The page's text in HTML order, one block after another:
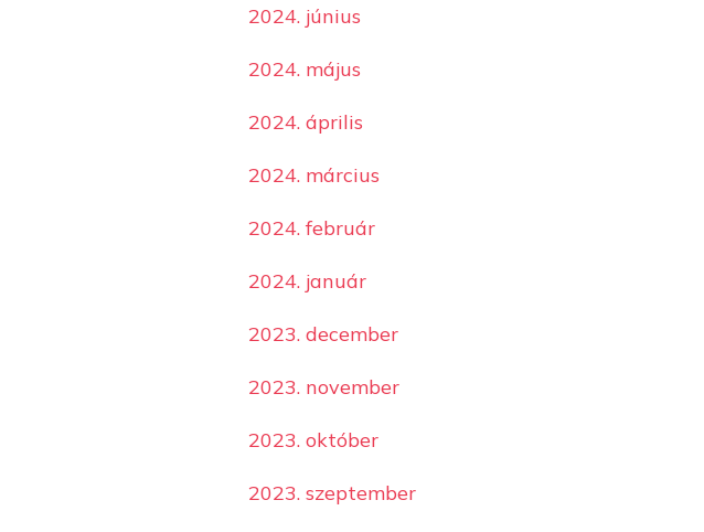
2024. június
2024. május
2024. április
2024. március
2024. február
2024. január
2023. december
2023. november
2023. október
2023. szeptember